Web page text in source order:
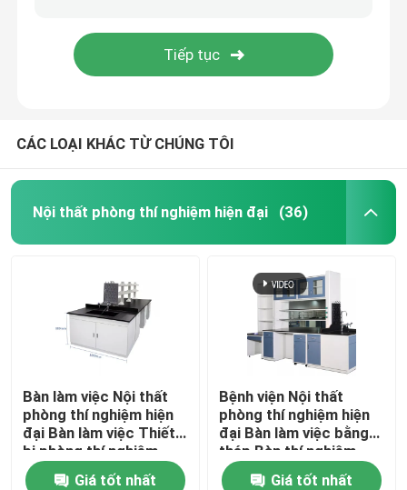
CÁC LOẠI KHÁC TỪ CHÚNG TÔI
Nội thất phòng thí nghiệm hiện đại (36)
Bàn làm việc Nội thất
phòng thí nghiệm hiện
đại Bàn làm việc Thiết
bị phòng thí nghiệm
sinh học
Giá tốt nhất
Bệnh viện Nội thất
phòng thí nghiệm hiện
đại Bàn làm việc bằng
thép Bàn thí nghiệm
cho trường học OEM
Giá tốt nhất